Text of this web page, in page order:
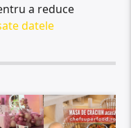
a reduce
datele